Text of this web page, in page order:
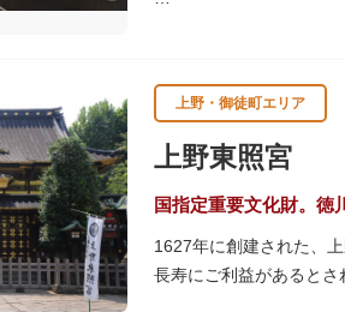
軍霊廟勅額門など重要文
清水観音堂の舞台前に
辯天堂を見下ろす風流
東叡山（とうえいざん
軍の祈祷寺と菩提寺を
上野・御徒町エリア
上野東照宮
国指定重要文化財。徳
1627年に創建された、
長寿にご利益があるとさ